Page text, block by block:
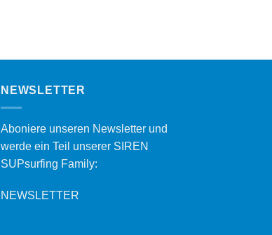
NEWSLETTER
Aboniere unseren Newsletter und
werde ein Teil unserer SIREN
SUPsurfing Family:
NEWSLETTER